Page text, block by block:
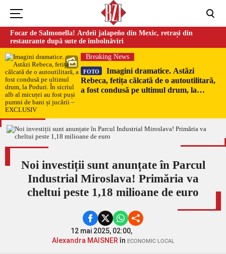
Focar de Salmonella! Ardeii jalapeño din Mexic, retrași din
restaurante după sute de îmbolnăviri
Breaking News
FOTO
Imagini dramatice. Astăzi
Rebeca, fetița călcată de o autoutilitară,
a fost condusă pe ultimul drum, la
EXCLUSIV
Noi investiții sunt anunțate în Parcul
Industrial Miroslava! Primăria va
cheltui peste 1,18 milioane de euro
12 mai 2025, 02:00,
Alexandra MAISNERîn ECONOMIC LOCAL